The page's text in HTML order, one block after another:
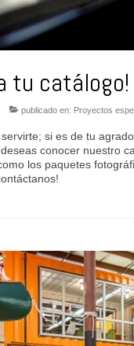
tu catálogo!
publicado en: Proyectos
si es de tu
conocer nuestro
los paquetes